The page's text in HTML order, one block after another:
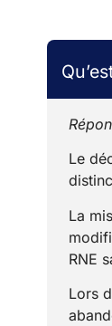
Le
La
RNE
Lors